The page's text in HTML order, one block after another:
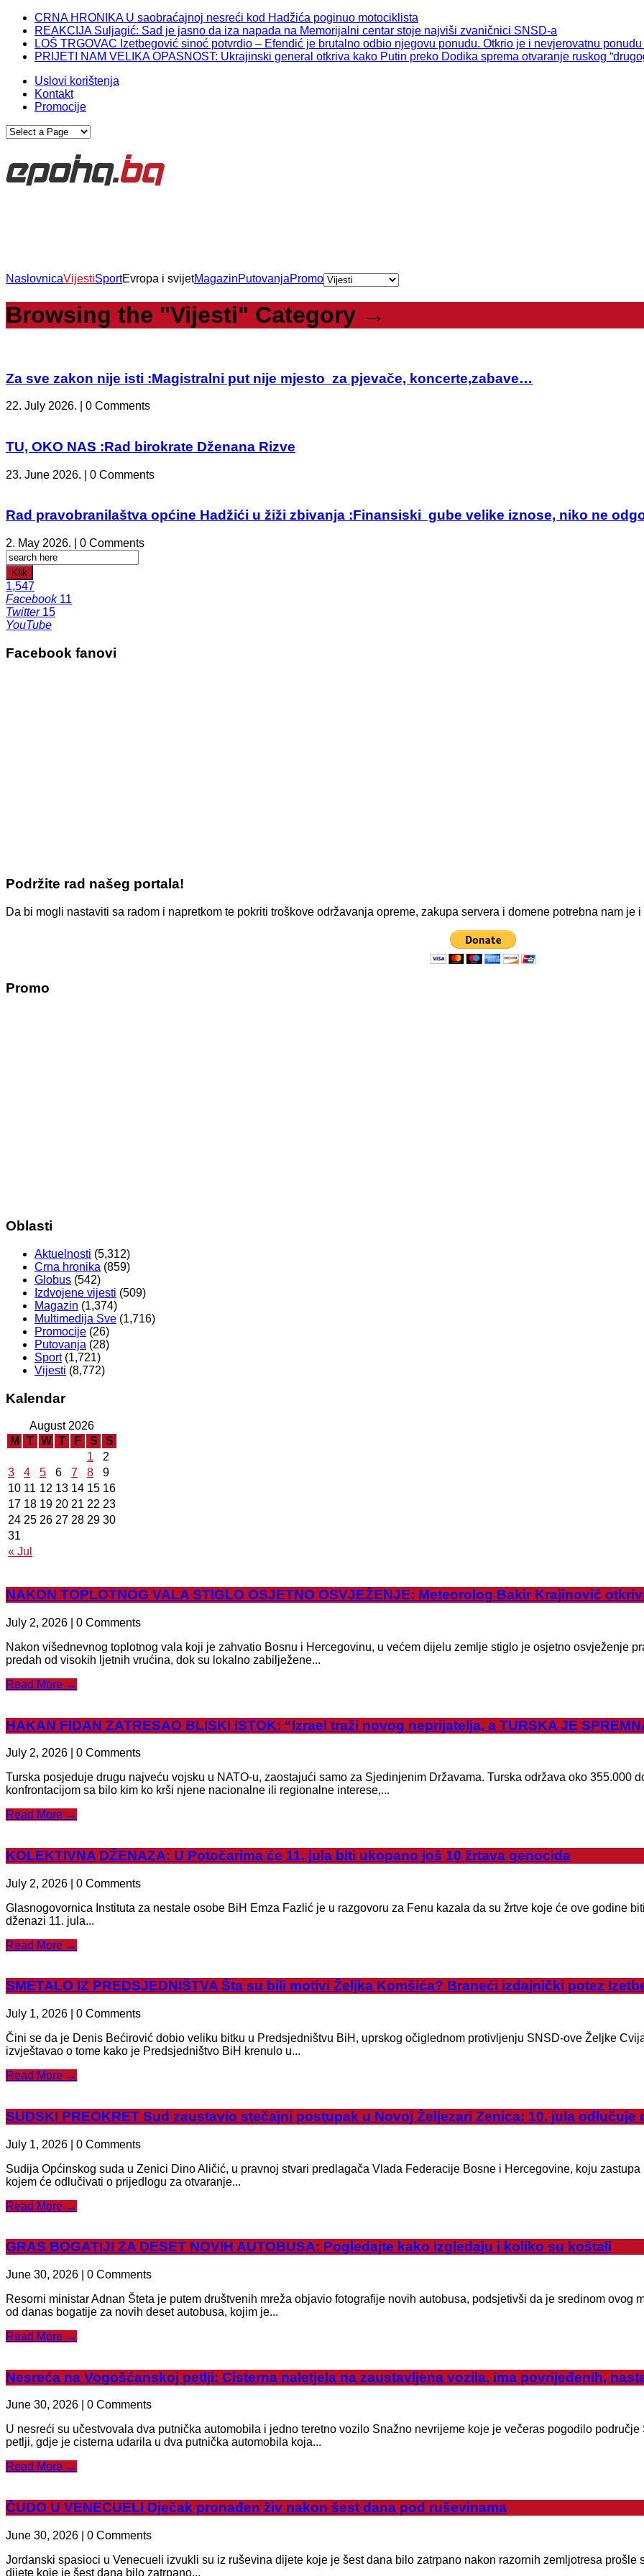
CRNA HRONIKA U saobraćajnoj nesreći kod Hadžića poginuo motociklista
REAKCIJA Suljagić: Sad je jasno da iza napada na Memorijalni centar stoje najviši zvaničnici SNSD-a
LOŠ TRGOVAC Izetbegović sinoć potvrdio – Efendić je brutalno odbio njegovu ponudu. Otkrio je i nevjerovatnu
PRIJETI NAM VELIKA OPASNOST: Ukrajinski general otkriva kako Putin preko Dodika sprema otvaranje ruskog
Uslovi korištenja
Kontakt
Promocije
NaslovnicaVijestiSportEvropa i svijetMagazinPutovanjaPromo
Browsing the "Vijesti" Category →
Za sve zakon nije isti :Magistralni put nije mjesto za pjevače, koncerte,zabave…
22. July 2026. | 0 Comments
TU, OKO NAS :Rad birokrate Dženana Rizve
23. June 2026. | 0 Comments
Rad pravobranilaštva općine Hadžići u žiži zbivanja :Finansiski gube velike iznose, niko ne
2. May 2026. | 0 Comments
Klik
1,547
Facebook 11
Twitter 15
YouTube
Facebook fanovi
Podržite rad našeg portala!
Da bi mogli nastaviti sa radom i napretkom te pokriti troškove održavanja opreme, zakupa servera i domene potrebna nam je i
Promo
Oblasti
Aktuelnosti (5,312)
Crna hronika (859)
Globus (542)
Izdvojene vijesti (509)
Magazin (1,374)
Multimedija Sve (1,716)
Promocije (26)
Putovanja (28)
Sport(1,721)
Vijesti (8,772)
Kalendar
August 2026
M
T W T F S S
« Jul
1
2
3
4 5 6 7 8
9
10 11 12 13 14 15 16
17 18 19 20 21 22 23
24 25 26 27 28 29 30
31
NAKON TOPLOTNOG VALA STIGLO OSJETNO OSVJEŽENJE: Meteorolog Bakir Krajinović
July 2, 2026 | 0 Comments
Nakon višednevnog toplotnog vala koji je zahvatio Bosnu i Hercegovinu, u većem dijelu zemlje stiglo je osjetno osvježenje
predah od visokih ljetnih vrućina, dok su lokalno zabilježene...
Read More →
HAKAN FIDAN ZATRESAO BLISKI ISTOK: “Izrael traži novog neprijatelja, a TURSKA JE
July 2, 2026 | 0 Comments
Turska posjeduje drugu najveću vojsku u NATO-u, zaostajući samo za Sjedinjenim Državama. Turska održava oko 355.000
konfrontacijom sa bilo kim ko krši njene nacionalne ili regionalne interese,...
Read More →
KOLEKTIVNA DŽENAZA: U Potočarima će 11. jula biti ukopano još 10 žrtava genocida
July 2, 2026 | 0 Comments
Glasnogovornica Instituta za nestale osobe BiH Emza Fazlić je u razgovoru za Fenu kazala da su žrtve koje će ove godine
dženazi 11. jula...
Read More →
SMETALO IZ PREDSJEDNIŠTVA Šta su bili motivi Željka Komšića? Braneći izdajnički potez
July 1, 2026 | 0 Comments
Čini se da je Denis Bećirović dobio veliku bitku u Predsjedništvu BiH, uprskog očiglednom protivljenju SNSD-ove Željke
izvještavao o tome kako je Predsjedništvo BiH krenulo u...
Read More →
SUDSKI PREOKRET Sud zaustavio stečajni postupak u Novoj Željezari Zenica: 10. jula
July 1, 2026 | 0 Comments
Sudija Općinskog suda u Zenici Dino Aličić, u pravnoj stvari predlagača Vlada Federacije Bosne i Hercegovine, koju
kojem će odlučivati o prijedlogu za otvaranje...
Read More →
GRAS BOGATIJI ZA DESET NOVIH AUTOBUSA: Pogledajte kako izgledaju i koliko su koštali
June 30, 2026 | 0 Comments
Resorni ministar Adnan Šteta je putem društvenih mreža objavio fotografije novih autobusa, podsjetivši da je sredinom
od danas bogatije za novih deset autobusa, kojim je...
Read More →
Nesreća na Vogošćanskoj petlji: Cisterna naletjela na zaustavljena vozila, ima povrijeđenih,
June 30, 2026 | 0 Comments
U nesreći su učestvovala dva putnička automobila i jedno teretno vozilo Snažno nevrijeme koje je večeras pogodilo
petlji, gdje je cisterna udarila u dva putnička automobila koja...
Read More →
ČUDO U VENECUELI Dječak pronađen živ nakon šest dana pod ruševinama
June 30, 2026 | 0 Comments
Jordanski spasioci u Venecueli izvukli su iz ruševina dijete koje je šest dana bilo zatrpano nakon razornih zemljotresa
dijete koje je šest dana bilo zatrpano...